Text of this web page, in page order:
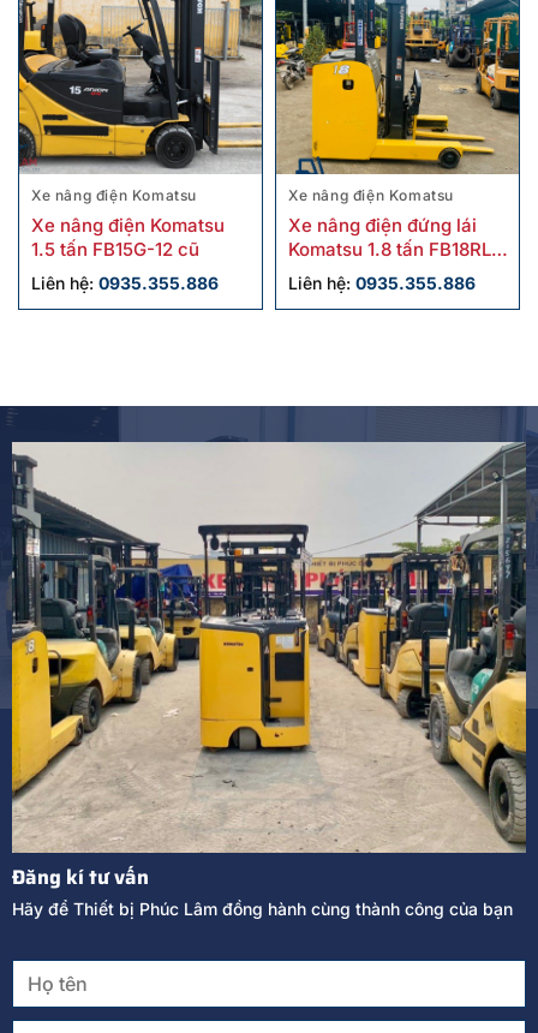
Xe nâng điện Komatsu
Xe nâng điện Komatsu
1.5 tấn FB15G-12 cũ
Liên hệ: 0935.355.886
Xe nâng điện Komatsu
Xe nâng điện đứng lái
Komatsu 1.8 tấn FB18RL-
15 cũ
Liên hệ: 0935.355.886
Đăng kí tư vấn
Hãy để Thiết bị Phúc Lâm đồng hành cùng thành công của bạn